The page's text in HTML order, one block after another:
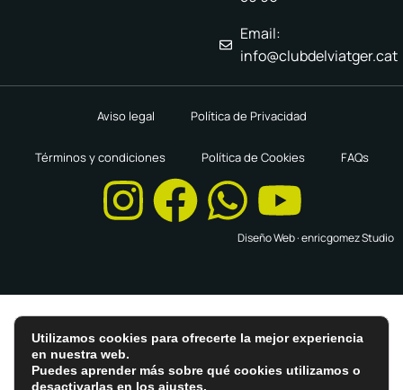
Email:
info@clubdelviatger.cat
Aviso legal Política de Privacidad
Términos y condiciones Política de Cookies FAQs
Diseño Web ·enricgomez Studio
Utilizamos cookies para ofrecerte la mejor experiencia
en nuestra web.
Puedes aprender más sobre qué cookies utilizamos o
desactivarlas en los ajustes.